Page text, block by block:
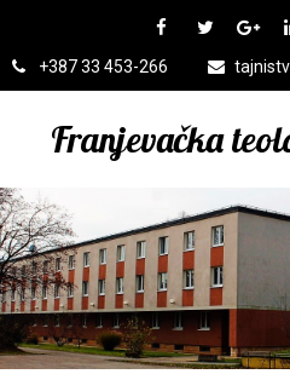
+387 33 453-266
Franjevačka